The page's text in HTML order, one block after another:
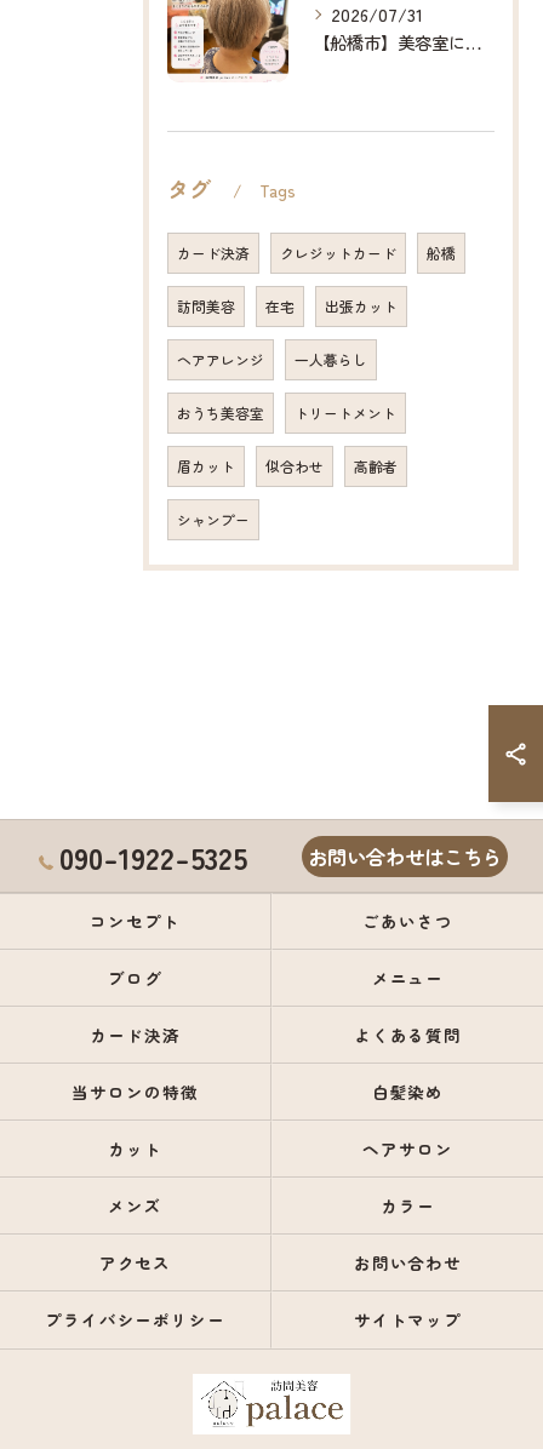
2026/07/31
【船橋市】美容室に行けない…をなくしたい✂️✨
タグ Tags
カード決済 クレジットカード 船橋
訪問美容 在宅 出張カット
ヘアアレンジ 一人暮らし
おうち美容室 トリートメント
眉カット 似合わせ 高齢者
シャンプー
090-1922-5325 お問い合わせはこちら
コンセプト ごあいさつ
ブログ メニュー
カード決済 よくある質問
当サロンの特徴 白髪染め
カット ヘアサロン
メンズ カラー
アクセス お問い合わせ
プライバシーポリシー サイトマップ